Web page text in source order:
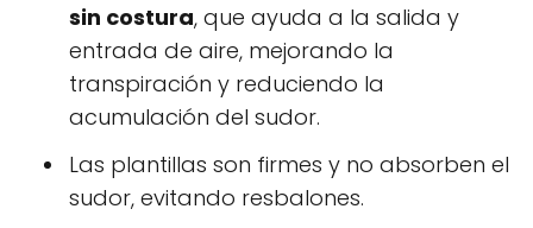
sin costura, que ayuda a la salida y
entrada de aire, mejorando la
transpiración y reduciendo la
acumulación del sudor.
Las plantillas son firmes y no absorben el
sudor, evitando resbalones.